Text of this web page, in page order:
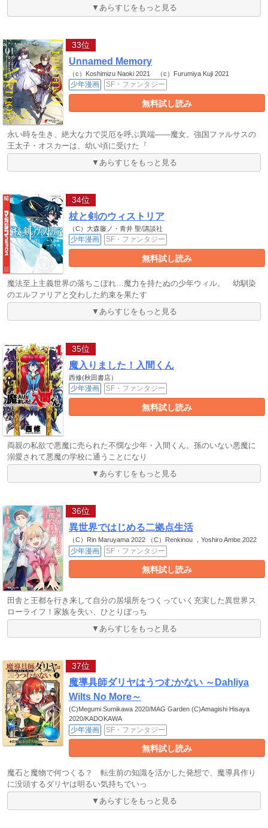
▼あらすじをもっと見る
33位
Unnamed Memory
（c）Koshimizu Naoki 2021 （c）Furumiya Kuji 2021
少年漫画 SF・ファンタジー
無料試し読み
永い時を生き、絶大な力で災厄を呼ぶ異端――魔女。強国ファルサスの
王太子・オスカーは、幼い頃に受けた『
▼あらすじをもっと見る
34位
杖と剣のウィストリア
（C）大森藤ノ・青井 聖/講談社
少年漫画 SF・ファンタジー
無料試し読み
魔法至上主義世界の落ちこぼれ…魔力を持たぬの少年ウィル。 幼馴染
のエルファリアと交わした約束を果たす
▼あらすじをもっと見る
35位
魔入りました！入間くん
西修(秋田書店）
少年漫画 SF・ファンタジー
無料試し読み
両親の私欲で悪魔に売られた不憫な少年・入間くん。孫のいない悪魔に
溺愛されて悪魔の学校に通うことになり
▼あらすじをもっと見る
36位
異世界ではじめる二拠点生活
（C）Rin Maruyama 2022 （C）Renkinou ，Yoshiro Ambe 2022
少年漫画 SF・ファンタジー
無料試し読み
田舎と王都を行き来して自分の居場所をつくっていく充実した異世界ス
ローライフ！家族を失い、ひとりぼっち
▼あらすじをもっと見る
37位
魔導具師ダリヤはうつむかない ～Dahliya
Wilts No More～
(C)Megumi Sumikawa 2020/MAG Garden (C)Amagishi Hisaya
2020/KADOKAWA
少年漫画 SF・ファンタジー
無料試し読み
魔石と魔物で何つくる？ 転生前の知識を活かした発想で、魔導具作り
に没頭するダリヤは明るい気持ちでいっ
▼あらすじをもっと見る